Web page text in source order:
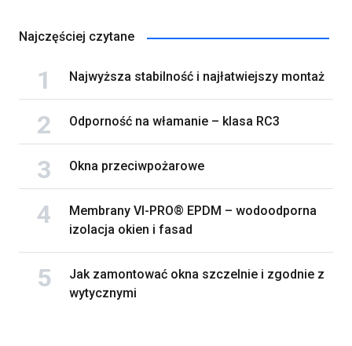
Najczęściej czytane
Najwyższa stabilność i najłatwiejszy montaż
Odporność na włamanie – klasa RC3
Okna przeciwpożarowe
Membrany VI-PRO® EPDM – wodoodporna
izolacja okien i fasad
Jak zamontować okna szczelnie i zgodnie z
wytycznymi